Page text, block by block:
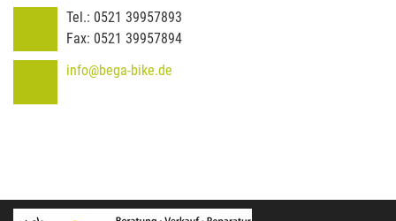
Tel.: 0521 39957893
Fax: 0521 39957894
info@bega-bike.de